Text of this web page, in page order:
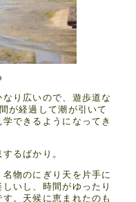
り広いので、遊歩道な
が経過して潮が引いて
できるようになってき
るばかり。
物のにぎり天を片手に
いし、時間がゆったり
。天候に恵まれたのも